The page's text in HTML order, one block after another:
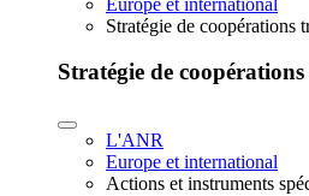
Stratégie de coopérations
Stratégie de
L'ANR
Europe et international
Actions et instruments